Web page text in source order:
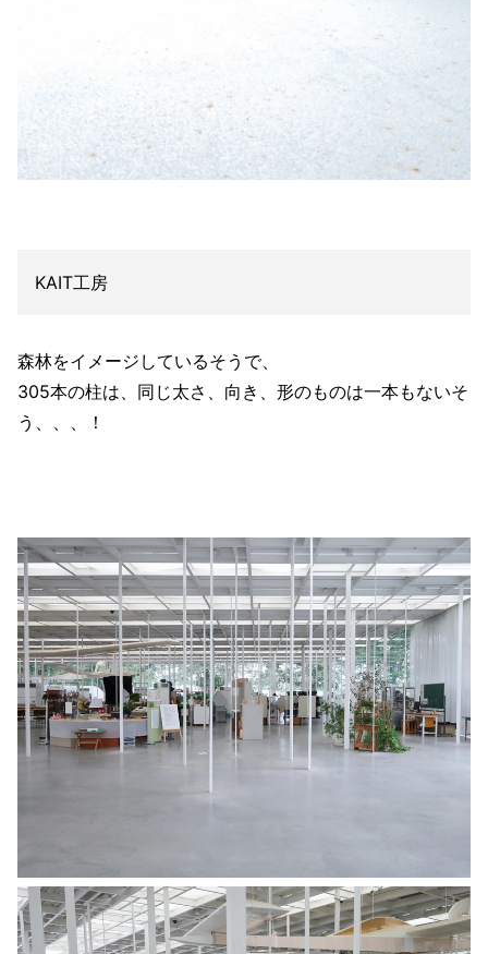
KAIT工房
森林をイメージしているそうで、
305本の柱は、同じ太さ、向き、形のものは一本もないそ
う、、、！